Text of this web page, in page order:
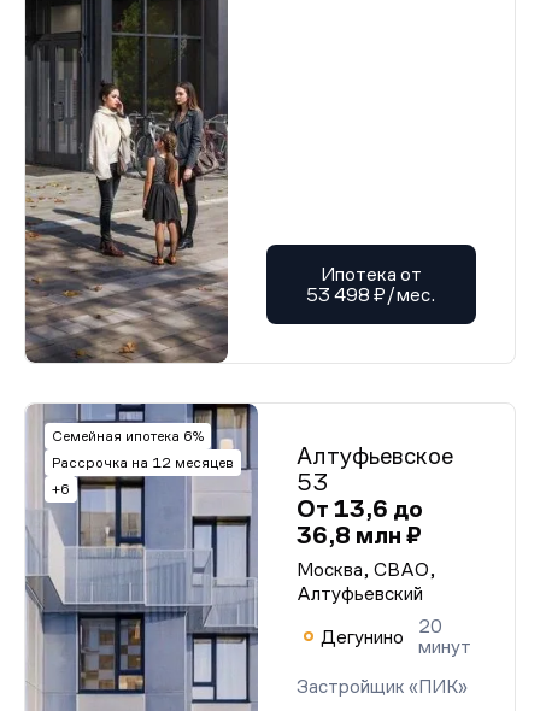
Ипотека от
53 498 ₽/мес.
Семейная ипотека 6%
Рассрочка на 12 месяцев
+6
Алтуфьевское
53
От 13,6 до
36,8 млн ₽
Москва, СВАО,
Алтуфьевский
Дегунино
20
минут
Застройщик «ПИК»